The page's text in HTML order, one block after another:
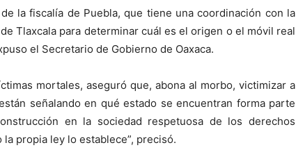
la fiscalía de Puebla, que tiene una coordinación con la
Tlaxcala para determinar cuál es el origen o el móvil real
el Secretario de Gobierno de Oaxaca.
mortales, aseguró que, abona al morbo, victimizar a
señalando en qué estado se encuentran forma parte
en la sociedad respetuosa de los derechos
propia ley lo establece”, precisó.